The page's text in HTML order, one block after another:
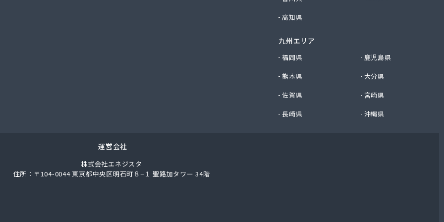
株式会社 下田営業所
ネクスホームライフ関東株式会社御殿場営業所
高知県
九州エリア
福岡県
鹿児島県
熊本県
大分県
佐賀県
宮崎県
長崎県
沖縄県
運営会社
株式会社エネジスタ
住所：〒104-0044 東京都中央区明石町８−１ 聖路加タワー 34階